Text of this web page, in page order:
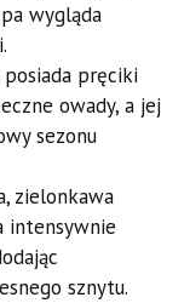
wygląda
pręciki
owady, a jej
sezonu
zielonkawa
intensywnie
sznytu.